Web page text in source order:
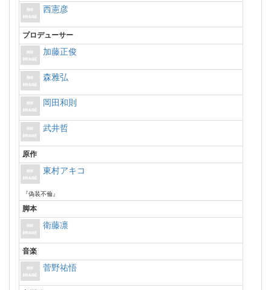
西憲彦
プロデューサー
加藤正俊
森雅弘
岡田和則
武井哲
原作
東村アキコ
『偽装不倫』
脚本
衛藤凛
音楽
菅野祐悟